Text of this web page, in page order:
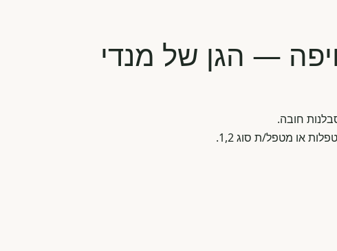
— הגן של מנדי
חובה.
או מטפל/ת סוג 1,2.